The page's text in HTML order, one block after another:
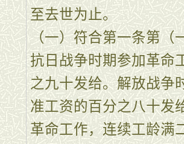
至去世为止。
（一）符合第一条第（
抗日战争时期参加革命
之九十发给。解放战争
准工资的百分之八十发
革命工作，连续工龄满